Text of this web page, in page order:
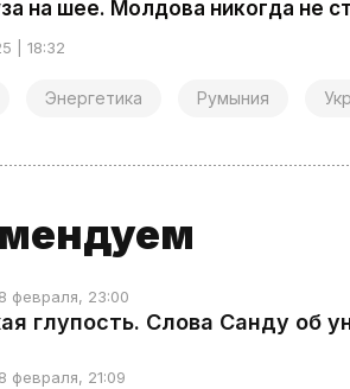
на шее. Молдова никогда не
| 18:32
Энергетика Румыния
февраля, 23:00
глупость. Слова Санду об
февраля, 21:09